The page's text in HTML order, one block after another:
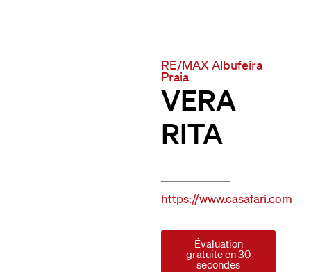
RE/MAX Albufeira
Praia
VERA
RITA
https://www.casafari.com
Évaluation
gratuite en 30
secondes